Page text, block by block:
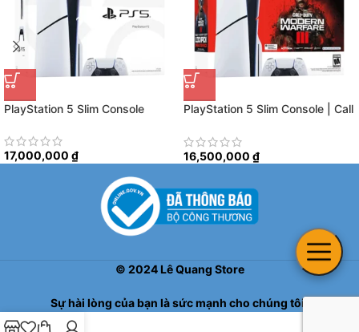
PlayStation 5 Slim Console
17,000,000 ₫
PlayStation 5 Slim Console | Call
Bundle
16,500,000 ₫
© 2024Lê Quang Store
Sự hài lòng của bạn là sức mạnh cho chúng tôi!